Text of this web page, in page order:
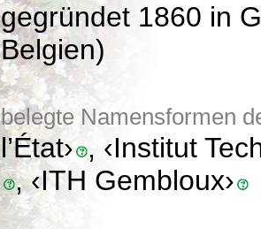
gegründet 1860 in
Belgien)
belegte Namensformen
l’État› , ‹Institut
, ‹ITH Gembloux›